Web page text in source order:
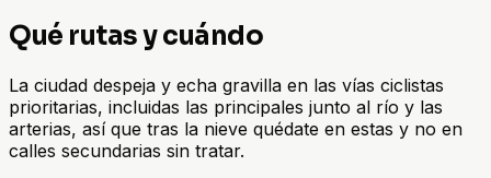
Qué rutas y cuándo
La ciudad despeja y echa gravilla en las vías ciclistas
prioritarias, incluidas las principales junto al río y las
arterias, así que tras la nieve quédate en estas y no en
calles secundarias sin tratar.